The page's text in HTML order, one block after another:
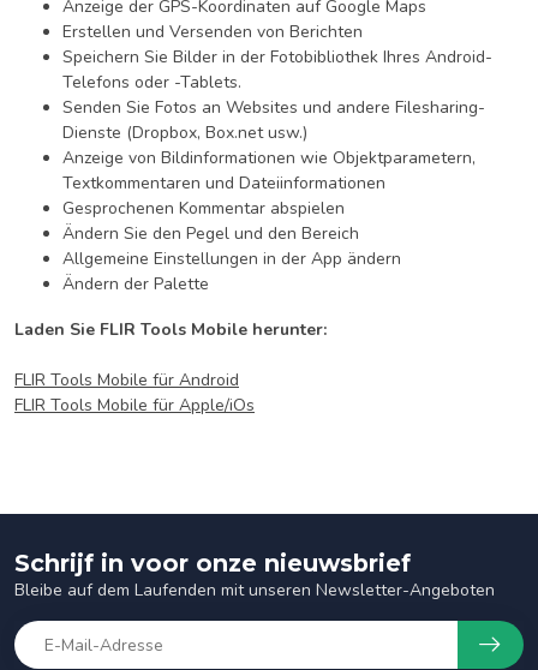
Anzeige der GPS-Koordinaten auf Google Maps
Erstellen und Versenden von Berichten
Speichern Sie Bilder in der Fotobibliothek Ihres Android-
Telefons oder -Tablets.
Senden Sie Fotos an Websites und andere Filesharing-
Dienste (Dropbox, Box.net usw.)
Anzeige von Bildinformationen wie Objektparametern,
Textkommentaren und Dateiinformationen
Gesprochenen Kommentar abspielen
Ändern Sie den Pegel und den Bereich
Allgemeine Einstellungen in der App ändern
Ändern der Palette
Laden Sie FLIR Tools Mobile herunter:
FLIR Tools Mobile für Android
FLIR Tools Mobile für Apple/iOs
Schrijf in voor onze nieuwsbrief
Bleibe auf dem Laufenden mit unseren Newsletter-Angeboten